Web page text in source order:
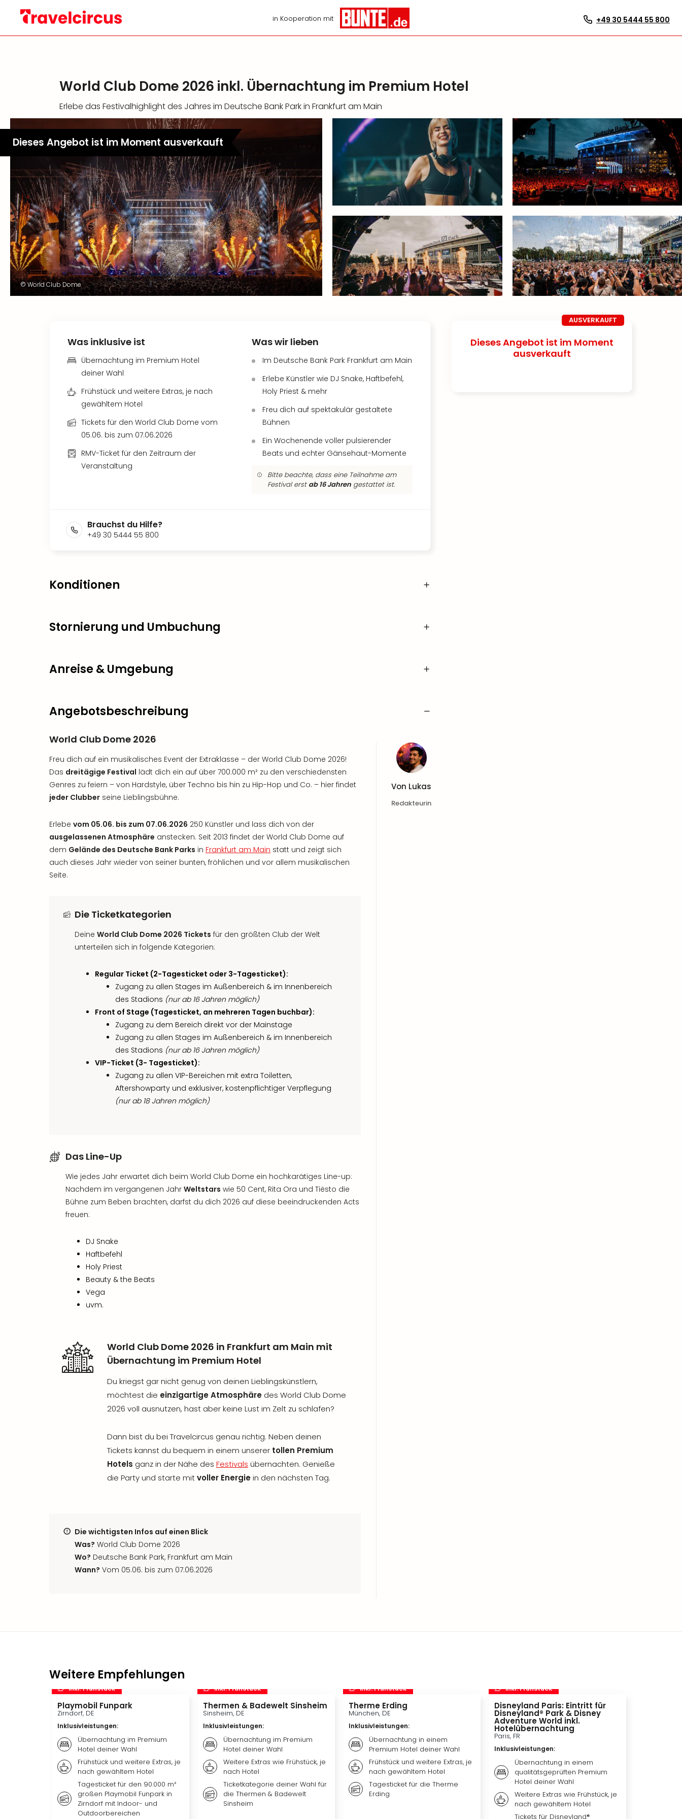
in Kooperation mit +49 30 5444 55 800
World Club Dome 2026 inkl. Übernachtung im Premium Hotel
Erlebe das Festivalhighlight des Jahres im Deutsche Bank Park in Frankfurt am Main
Dieses Angebot ist im Moment ausverkauft
© World Club Dome
AUSVERKAUFT
Dieses Angebot ist im Moment
ausverkauft
Was inklusive ist
Übernachtung im Premium Hotel
deiner Wahl
Frühstück und weitere Extras, je nach
gewähltem Hotel
Tickets für den World Club Dome vom
05.06. bis zum 07.06.2026
RMV-Ticket für den Zeitraum der
Veranstaltung
Was wir lieben
Im Deutsche Bank Park Frankfurt am Main
Erlebe Künstler wie DJ Snake, Haftbefehl,
Holy Priest & mehr
Freu dich auf spektakulär gestaltete
Bühnen
Ein Wochenende voller pulsierender
Beats und echter Gänsehaut-Momente
Bitte beachte, dass eine Teilnahme am
Festival erst ab 16 Jahren gestattet ist.
Brauchst du Hilfe?
+49 30 5444 55 800
Konditionen
Stornierung und Umbuchung
Anreise & Umgebung
Angebotsbeschreibung
World Club Dome 2026
Freu dich auf ein musikalisches Event der Extraklasse – der World Club Dome 2026!
Das dreitägige Festival lädt dich ein auf über 700.000 m² zu den verschiedensten
Genres zu feiern – von Hardstyle, über Techno bis hin zu Hip-Hop und Co. – hier findet
jeder Clubber seine Lieblingsbühne.
Erlebe vom 05.06. bis zum 07.06.2026 250 Künstler und lass dich von der
ausgelassenen Atmosphäre anstecken. Seit 2013 findet der World Club Dome auf
dem Gelände des Deutsche Bank Parks in Frankfurt am Main statt und zeigt sich
auch dieses Jahr wieder von seiner bunten, fröhlichen und vor allem musikalischen
Seite.
Die Ticketkategorien
Deine World Club Dome 2026 Tickets für den größten Club der Welt
unterteilen sich in folgende Kategorien:
Regular Ticket (2-Tagesticket oder 3-Tagesticket):
Zugang zu allen Stages im Außenbereich & im Innenbereich
des Stadions (nur ab 16 Jahren möglich)
Front of Stage (Tagesticket, an mehreren Tagen buchbar):
Zugang zu dem Bereich direkt vor der Mainstage
Zugang zu allen Stages im Außenbereich & im Innenbereich
des Stadions (nur ab 16 Jahren möglich)
VIP-Ticket (3- Tagesticket):
Zugang zu allen VIP-Bereichen mit extra Toiletten,
Aftershowparty und exklusiver, kostenpflichtiger Verpflegung
(nur ab 18 Jahren möglich)
Das Line-Up
Wie jedes Jahr erwartet dich beim World Club Dome ein hochkarätiges Line-up:
Nachdem im vergangenen Jahr Weltstars wie 50 Cent, Rita Ora und Tiësto die
Bühne zum Beben brachten, darfst du dich 2026 auf diese beeindruckenden Acts
freuen:
DJ Snake
Haftbefehl
Holy Priest
Beauty & the Beats
Vega
uvm.
World Club Dome 2026 in Frankfurt am Main mit
Übernachtung im Premium Hotel
Du kriegst gar nicht genug von deinen Lieblingskünstlern,
möchtest die einzigartige Atmosphäre des World Club Dome
2026 voll ausnutzen, hast aber keine Lust im Zelt zu schlafen?
Dann bist du bei Travelcircus genau richtig. Neben deinen
Tickets kannst du bequem in einem unserer tollen Premium
Hotels ganz in der Nähe des Festivals übernachten. Genieße
die Party und starte mitvoller Energiein den nächsten Tag.
Die wichtigsten Infos auf einen Blick
Was? World Club Dome 2026
Wo? Deutsche Bank Park, Frankfurt am Main
Wann? Vom 05.06. bis zum 07.06.2026
Von Lukas
Redakteurin
Weitere Empfehlungen
inkl. Frühstück
Playmobil Funpark
Zirndorf, DE
Inklusivleistungen:
Übernachtung im Premium
Hotel deiner Wahl
Frühstück und weitere Extras, je
nach gewähltem Hotel
Tagesticket für den 90.000 m²
großen Playmobil Funpark in
Zirndorf mit Indoor- und
Outdoorbereichen
inkl. Frühstück
Thermen & Badewelt Sinsheim
Sinsheim, DE
Inklusivleistungen:
Übernachtung im Premium
Hotel deiner Wahl
Weitere Extras wie Frühstück, je
nach Hotel
Ticketkategorie deiner Wahl für
die Thermen & Badewelt
Sinsheim
inkl. Frühstück
Therme Erding
München, DE
Inklusivleistungen:
Übernachtung in einem
Premium Hotel deiner Wahl
Frühstück und weitere Extras, je
nach gewähltem Hotel
Tagesticket für die Therme
Erding
inkl. Frühstück
Disneyland Paris: Eintritt für
Disneyland® Park & Disney
Adventure World inkl.
Hotelübernachtung
Paris, FR
Inklusivleistungen:
Übernachtung in einem
qualitätsgeprüften Premium
Hotel deiner Wahl
Weitere Extras wie Frühstück, je
nach gewähltem Hotel
Tickets für Disneyland®